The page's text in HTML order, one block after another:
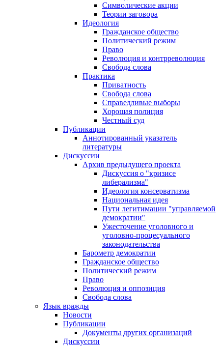
Символические акции
Теории заговора
Идеология
Гражданское общество
Политический режим
Право
Революция и контрреволюция
Свобода слова
Практика
Приватность
Свобода слова
Справедливые выборы
Хорошая полиция
Честный суд
Публикации
Аннотированный указатель
литературы
Дискуссии
Архив предыдущего проекта
Дискуссия о "кризисе
либерализма"
Идеология консерватизма
Национальная идея
Пути легитимации "управляемой
демократии"
Ужесточение уголовного и
уголовно-процесуального
законодательства
Барометр демократии
Гражданское общество
Политический режим
Право
Революция и оппозиция
Свобода слова
Язык вражды
Новости
Публикации
Документы других организаций
Дискуссии